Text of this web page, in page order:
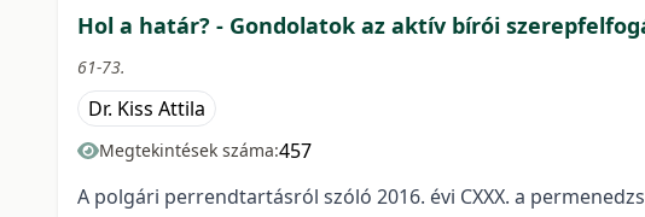
Hol a határ? - Gondolatok az aktív bírói
61-73.
Dr. Kiss Attila
Megtekintések száma:457
A polgári perrendtartásról szóló 2016. évi CXXX. a